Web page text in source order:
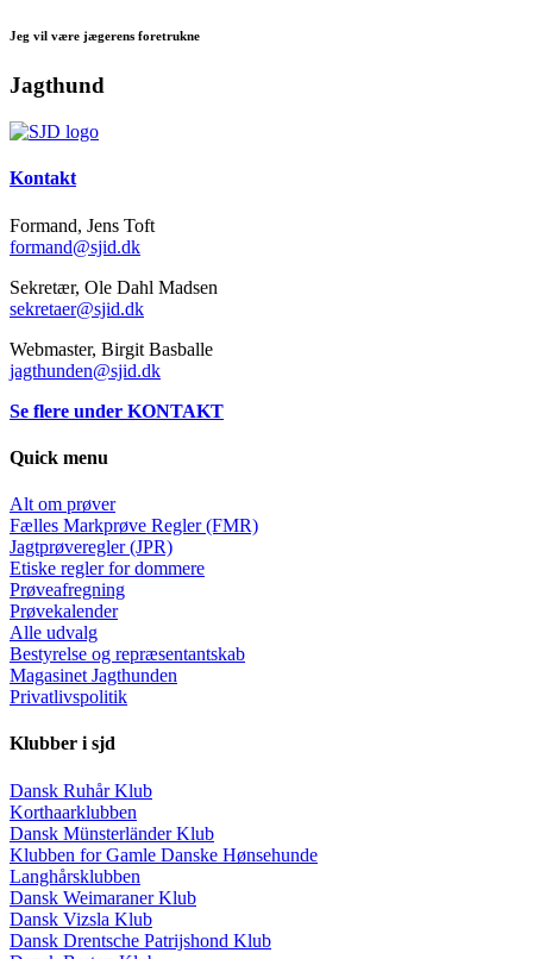
Jeg vil være jægerens foretrukne
Jagthund
Kontakt
Formand, Jens Toft
formand@sjid.dk
Sekretær, Ole Dahl Madsen
sekretaer@sjid.dk
Webmaster, Birgit Basballe
jagthunden@sjid.dk
Se flere under KONTAKT
Quick menu
Alt om prøver
Fælles Markprøve Regler (FMR)
Jagtprøveregler (JPR)
Etiske regler for dommere
Prøveafregning
Prøvekalender
Alle udvalg
Bestyrelse og repræsentantskab
Magasinet Jagthunden
Privatlivspolitik
Klubber i sjd
Dansk Ruhår Klub
Korthaarklubben
Dansk Münsterländer Klub
Klubben for Gamle Danske Hønsehunde
Langhårsklubben
Dansk Weimaraner Klub
Dansk Vizsla Klub
Dansk Drentsche Patrijshond Klub